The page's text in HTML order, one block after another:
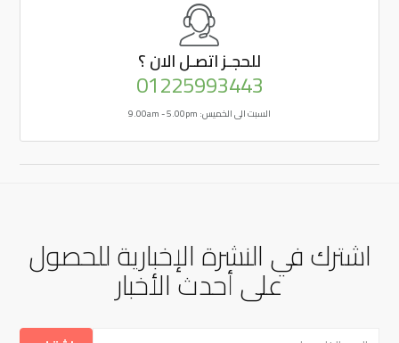
للحجـزاتصـل الان ؟
01225993443
السبت الى الخميس: 9.00am - 5.00pm
اشترك في النشرة الإخبارية للحصول
على أحدث الأخبار